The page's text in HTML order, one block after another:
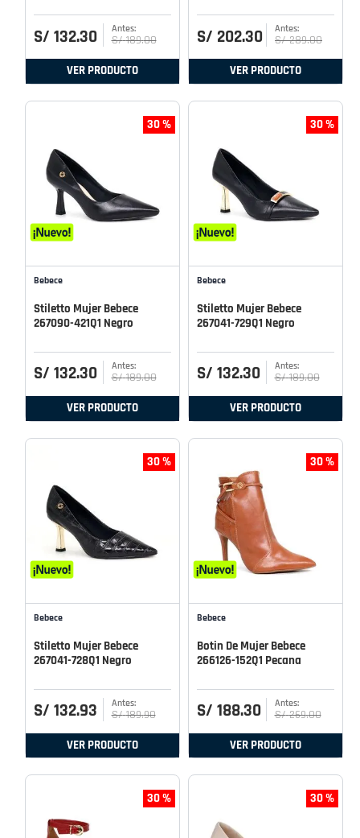
S/ 132.30 S/ 189.00
VER PRODUCTO
S/ 202.30 S/ 289.00
VER PRODUCTO
30 %
Bebece
Stiletto Mujer Bebece
267090-421Q1 Negro
S/ 132.30 S/ 189.00
VER PRODUCTO
30 %
Bebece
Stiletto Mujer Bebece
267041-729Q1 Negro
S/ 132.30 S/ 189.00
VER PRODUCTO
30 %
Bebece
Stiletto Mujer Bebece
267041-728Q1 Negro
S/ 132.93 S/ 189.90
VER PRODUCTO
30 %
Bebece
Botin De Mujer Bebece
266126-152Q1 Pecana
S/ 188.30 S/ 269.00
VER PRODUCTO
30 % 30 %